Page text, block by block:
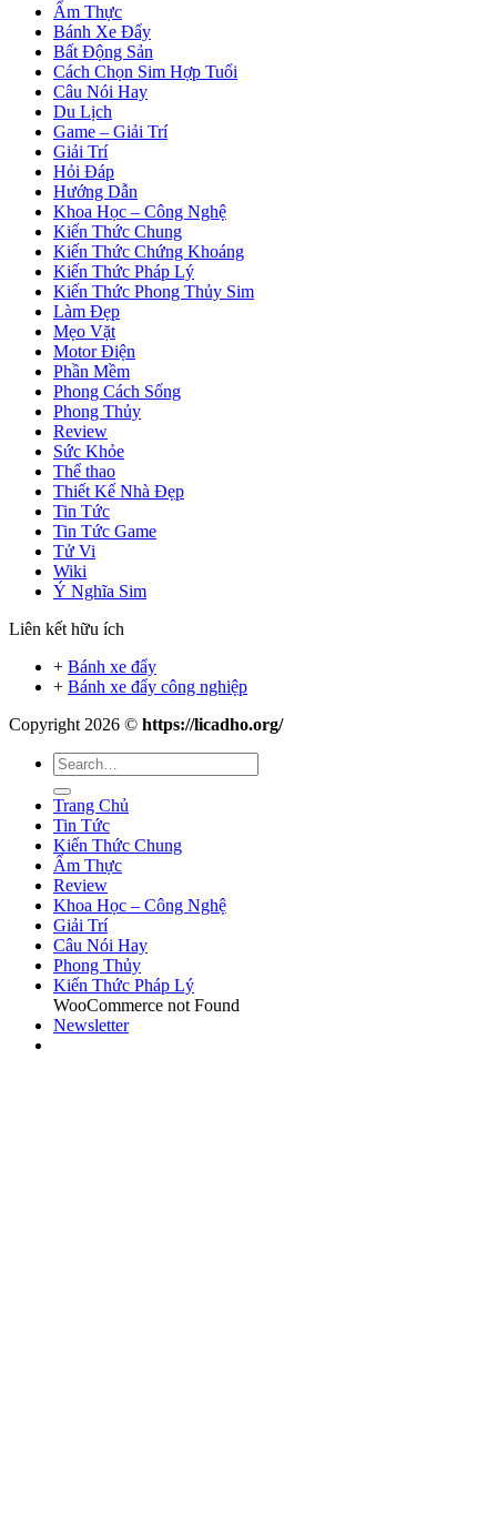
Ẩm Thực
Bánh Xe Đẩy
Bất Động Sản
Cách Chọn Sim Hợp Tuổi
Câu Nói Hay
Du Lịch
Game – Giải Trí
Giải Trí
Hỏi Đáp
Hướng Dẫn
Khoa Học – Công Nghệ
Kiến Thức Chung
Kiến Thức Chứng Khoáng
Kiến Thức Pháp Lý
Kiến Thức Phong Thủy Sim
Làm Đẹp
Mẹo Vặt
Motor Điện
Phần Mềm
Phong Cách Sống
Phong Thủy
Review
Sức Khỏe
Thể thao
Thiết Kế Nhà Đẹp
Tin Tức
Tin Tức Game
Tử Vi
Wiki
Ý Nghĩa Sim
Liên kết hữu ích
+ Bánh xe đẩy
+ Bánh xe đẩy công nghiệp
Copyright 2026 © https://licadho.org/
Trang Chủ
Tin Tức
Kiến Thức Chung
Ẩm Thực
Review
Khoa Học – Công Nghệ
Giải Trí
Câu Nói Hay
Phong Thủy
Kiến Thức Pháp Lý
WooCommerce not Found
Newsletter